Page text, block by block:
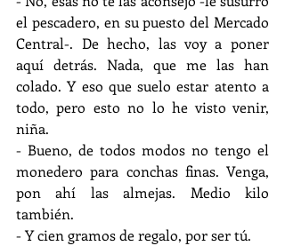
el pescadero, en su puesto del Mercado
Central-. De hecho, las voy a poner
aquí detrás. Nada, que me las han
colado. Y eso que suelo estar atento a
todo, pero esto no lo he visto venir,
niña.
- Bueno, de todos modos no tengo el
monedero para conchas finas. Venga,
pon ahí las almejas. Medio kilo
también.
- Y cien gramos de regalo, por ser tú.